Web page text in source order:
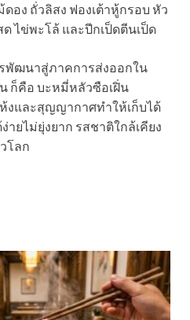
ดอง ถั่วลิสง ฟองเต้าหู้กรอบ หัว
ไข่พะโล้ และปีกเป็ดตีนเป็ด
พัฒนาสู่ภาคการส่งออกใน
ก็คือ บะหมี่หลัวซือเฝิ่น
งและสุญญากาศทำให้เก็บได้
ายไม่ยุ่งยาก รสชาติใกล้เคียง
โลก